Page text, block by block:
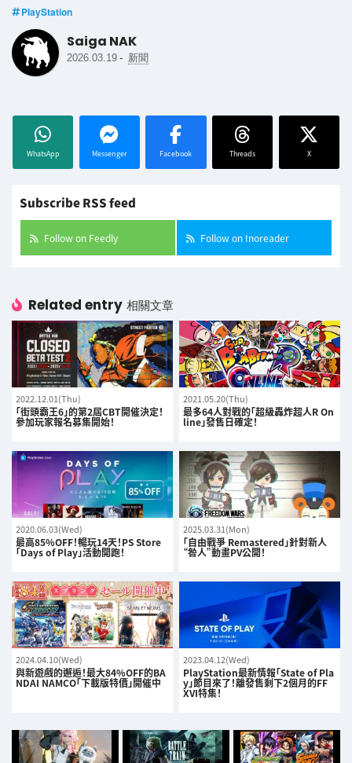
PlayStation
Saiga NAK
2026.03.19 - 新聞
WhatsApp Messenger Facebook Threads X
Subscribe RSS feed
Follow on Feedly Follow on Inoreader
Related entry 相關文章
2022.12.01(Thu)
「街頭霸王6」的第2屆CBT開催決定！
參加玩家報名募集開始！
2021.05.20(Thu)
最多64人對戰的「超級轟炸超人R On
line」發售日確定！
2020.06.03(Wed)
最高85%OFF！暢玩14天！PS Store
「Days of Play」活動開跑！
2025.03.31(Mon)
「自由戰爭 Remastered」針對新人
“咎人”動畫PV公開！
2024.04.10(Wed)
與新遊戲的邂逅！最大84%OFF的BA
NDAI NAMCO「下載版特價」開催中
2023.04.12(Wed)
PlayStation最新情報「State of Pla
y」節目來了！離發售剩下2個月的FF
XVI特集！